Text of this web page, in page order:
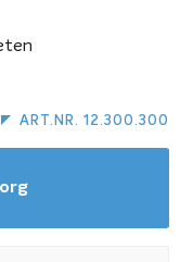
ART.NR. 12.300.300